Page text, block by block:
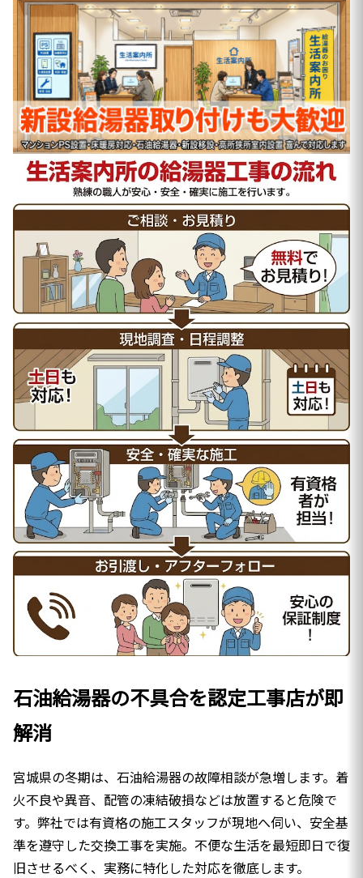
石油給湯器の不具合を認定工事店が即
解消
宮城県の冬期は、石油給湯器の故障相談が急増します。着
火不良や異音、配管の凍結破損などは放置すると危険で
す。弊社では有資格の施工スタッフが現地へ伺い、安全基
準を遵守した交換工事を実施。不便な生活を最短即日で復
旧させるべく、実務に特化した対応を徹底します。